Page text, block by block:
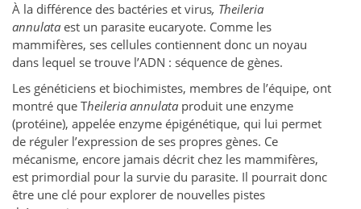
À la différence des bactéries et virus, Theileria
annulata est un parasite eucaryote. Comme les
mammifères, ses cellules contiennent donc un noyau
dans lequel se trouve l’ADN : séquence de gènes.
Les généticiens et biochimistes, membres de l’équipe, ont
montré que Theileria annulata produit une enzyme
(protéine), appelée enzyme épigénétique, qui lui permet
de réguler l’expression de ses propres gènes. Ce
mécanisme, encore jamais décrit chez les mammifères,
est primordial pour la survie du parasite. Il pourrait donc
être une clé pour explorer de nouvelles pistes